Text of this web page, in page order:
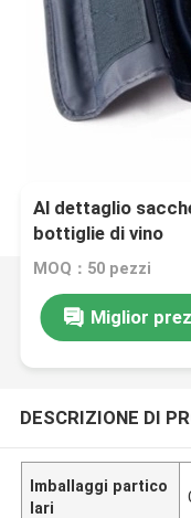
Al dettaglio
bottiglie di vino
MOQ：50 pezzi
Miglior
DESCRIZIONE DI
Imballaggi partico
lari